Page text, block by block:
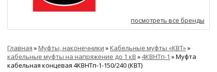
посмотреть все бренды
Главная »Муфты, наконечники »Кабельные муфты «КВТ»»
кабельные муфты на напряжение до 1 кВ »4КВНТп-1 »Муфта
кабельная концевая 4КВНТп-1-150/240 (КВТ)